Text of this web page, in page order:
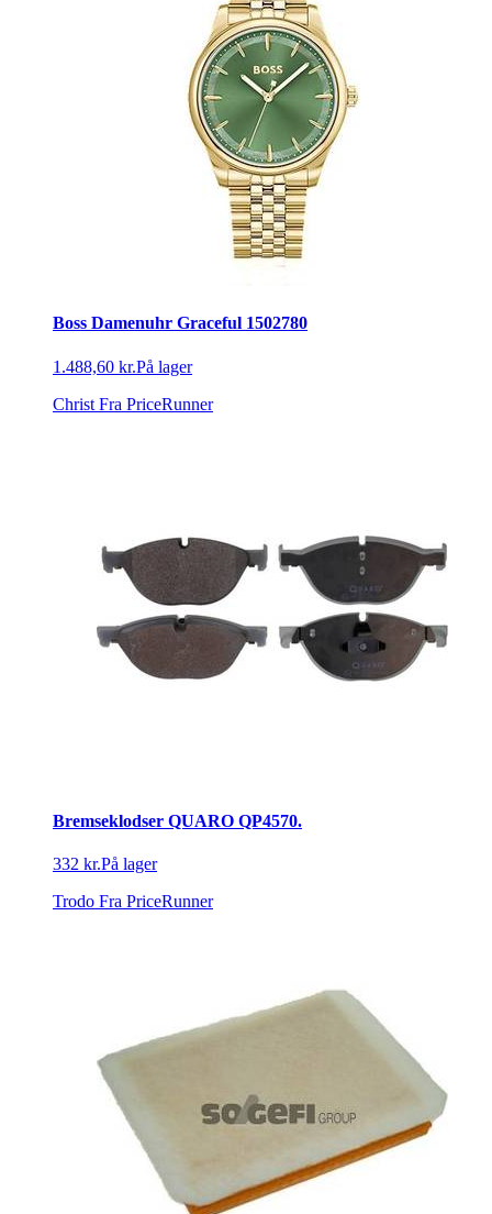
Boss Damenuhr Graceful 1502780
1.488,60 kr.På lager
Christ Fra PriceRunner
Bremseklodser QUARO QP4570.
332 kr.På lager
Trodo Fra PriceRunner